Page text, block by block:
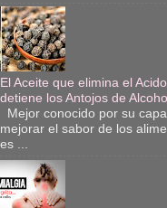
El Aceite que elimina el
detiene los Antojos de
Mejor conocido por su
mejorar el sabor de los
es ...